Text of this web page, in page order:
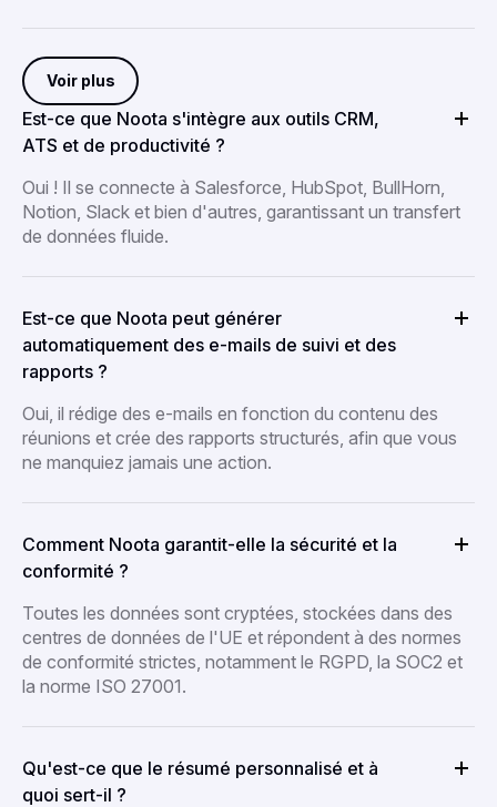
Voir plus
Est-ce que Noota s'intègre aux outils CRM,
ATS et de productivité ?
Oui ! Il se connecte à Salesforce, HubSpot, BullHorn,
Notion, Slack et bien d'autres, garantissant un transfert
de données fluide.
Est-ce que Noota peut générer
automatiquement des e-mails de suivi et des
rapports ?
Oui, il rédige des e-mails en fonction du contenu des
réunions et crée des rapports structurés, afin que vous
ne manquiez jamais une action.
Comment Noota garantit-elle la sécurité et la
conformité ?
Toutes les données sont cryptées, stockées dans des
centres de données de l'UE et répondent à des normes
de conformité strictes, notamment le RGPD, la SOC2 et
la norme ISO 27001.
Qu'est-ce que le résumé personnalisé et à
quoi sert-il ?